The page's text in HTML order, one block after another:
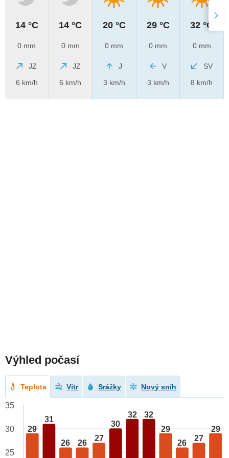
14 °C
0 mm
JZ
6 km/h
14 °C
0 mm
JZ
6 km/h
20 °C
0 mm
J
3 km/h
29 °C
0 mm
V
3 km/h
32 °C
0 mm
SV
8 km/h
Výhled počasí
Teplota Vítr Srážky Nový sníh
29
31
26 26
27
30
32 32
29
26
27
29
35
30
25